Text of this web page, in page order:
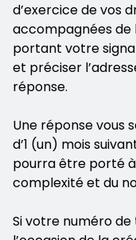
d’exercice de vos
accompagnées de
portant votre
et préciser
réponse.
Une réponse vous
d’1 (un) mois
pourra être porté
complexité et du
Si votre numéro